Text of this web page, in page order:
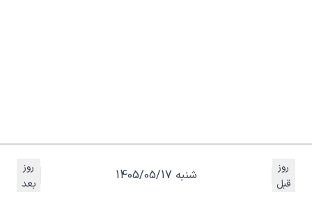
روز
قبل
شنبه 1405/05/17
روز
بعد